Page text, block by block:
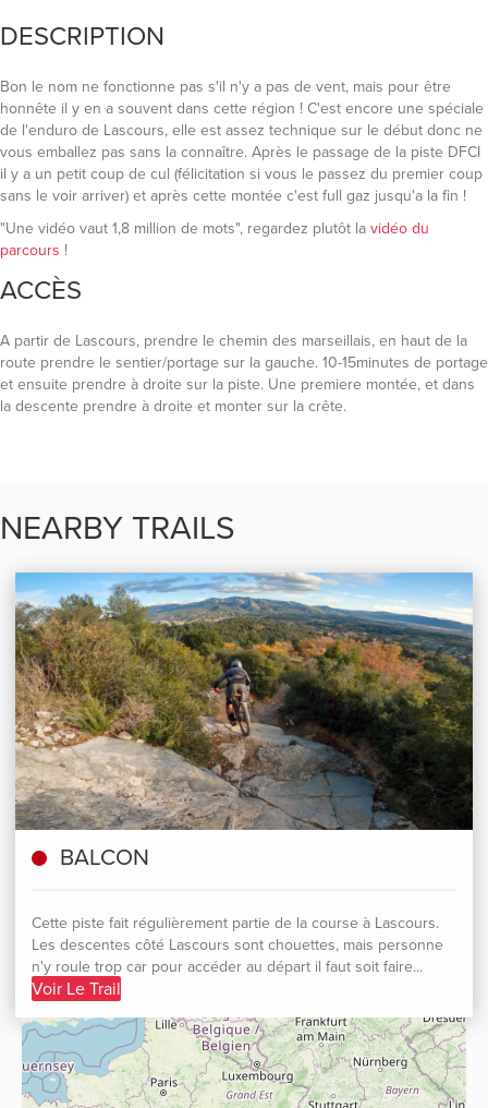
DESCRIPTION
Bon le nom ne fonctionne pas s'il n'y a pas de vent, mais pour être
honnête il y en a souvent dans cette région ! C'est encore une spéciale
de l'enduro de Lascours, elle est assez technique sur le début donc ne
vous emballez pas sans la connaître. Après le passage de la piste DFCI
il y a un petit coup de cul (félicitation si vous le passez du premier coup
sans le voir arriver) et après cette montée c'est full gaz jusqu'a la fin !
"Une vidéo vaut 1,8 million de mots", regardez plutôt lavidéo du
parcours !
ACCÈS
A partir de Lascours, prendre le chemin des marseillais, en haut de la
route prendre le sentier/portage sur la gauche. 10-15minutes de portage
et ensuite prendre à droite sur la piste. Une premiere montée, et dans
la descente prendre à droite et monter sur la crête.
NEARBY TRAILS
BALCON
Cette piste fait régulièrement partie de la course à Lascours.
Les descentes côté Lascours sont chouettes, mais personne
n'y roule trop car pour accéder au départ il faut soit faire...
Voir Le Trail